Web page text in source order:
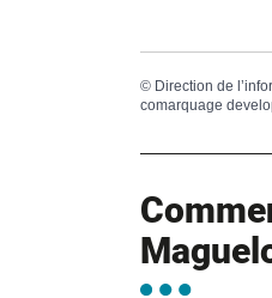
© Direction de
comarquage